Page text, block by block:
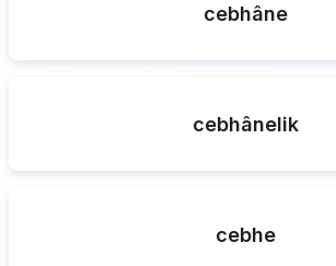
cebhâne
cebhânelik
cebhe